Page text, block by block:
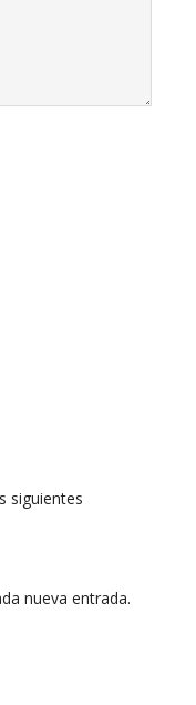
siguientes
nueva entrada.